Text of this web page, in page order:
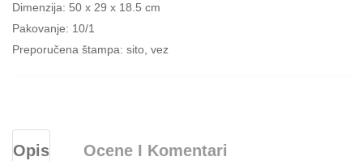
Dimenzija: 50 x 29 x 18.5 cm
Pakovanje: 10/1
Preporučena štampa: sito, vez
Opis Ocene I Komentari